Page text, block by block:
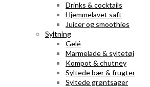
Drinks & cocktails
Hjemmelavet saft
Juicer og smoothies
Syltning
Gelé
Marmelade & syltetøj
Kompot & chutney
Syltede bær & frugter
Syltede grøntsager